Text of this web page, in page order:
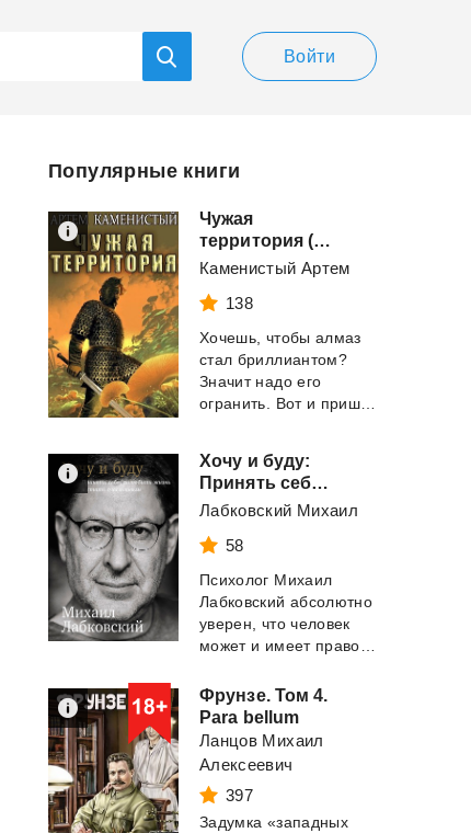
Войти
Популярные книги
Чужая
территория (Альфа-4)
Каменистый Артем
138
Хочешь, чтобы алмаз
стал бриллиантом?
Значит надо его
Хочу и буду:
Принять себя, полюбить жизнь и стать счастливым
Лабковский Михаил
58
Психолог Михаил
Лабковский абсолютно
уверен, что человек
Фрунзе. Том 4.
Para bellum
Ланцов Михаил
Алексеевич
397
Задумка «западных